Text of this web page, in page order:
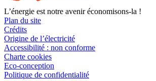
L’énergie est notre avenir économisons-la !
Plan du site
Crédits
Origine de l’électricité
Accessibilité : non conforme
Charte cookies
Eco-conception
Politique de confidentialité